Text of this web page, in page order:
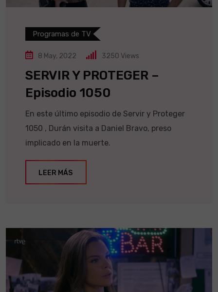
Programas de TV
8 May, 2022 3250 Views
SERVIR Y PROTEGER –
Episodio 1050
En este último episodio de Servir y Proteger
1050 , Durán visita a Daniel Bravo, preso
implicado en la muerte.
LEER MÁS